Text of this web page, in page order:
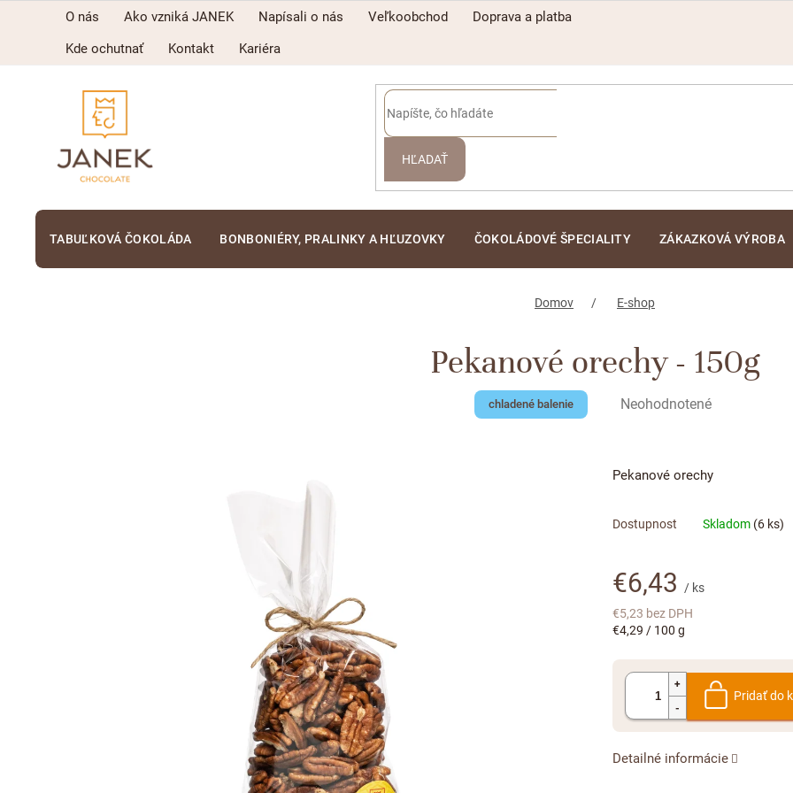
O nás Ako vzniká JANEK Napísali o nás Veľkoobchod
Doprava a platba
Kde ochutnať
Kontakt Kariéra
HĽADAŤ
TABUĽKOVÁ ČOKOLÁDA BONBONIÉRY, PRALINKY A HĽUZOVKY ČOKOLÁDOVÉ ŠPECIALITY ZÁKAZKOVÁ VÝROBA
Domov E-shop
Pekanové orechy - 150g
chladené balenie
Priemerné
0,0
5
Neohodnotené
€6,43
/ ks
€5,23 bez DPH
Jednotková
€4,29 / 100 g
Skladom (6 ks)
Pridať do
Pekanové orechy
Detailné informácie